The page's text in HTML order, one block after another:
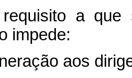
a que
impede:
aos